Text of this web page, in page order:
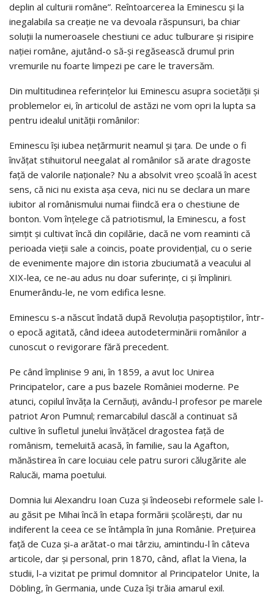
deplin al culturii române”. Reîntoarcerea la Eminescu și la
inegalabila sa creație ne va devoala răspunsuri, ba chiar
soluții la numeroasele chestiuni ce aduc tulburare și risipire
nației române, ajutând-o să-și regăsească drumul prin
vremurile nu foarte limpezi pe care le traversăm.
Din multitudinea referințelor lui Eminescu asupra societăţii și
problemelor ei, în articolul de astăzi ne vom opri la lupta sa
pentru idealul unității românilor:
Eminescu își iubea nețărmurit neamul și țara. De unde o fi
învățat stihuitorul neegalat al românilor să arate dragoste
faţă de valorile naționale? Nu a absolvit vreo școală în acest
sens, că nici nu exista așa ceva, nici nu se declara un mare
iubitor al românismului numai fiindcă era o chestiune de
bonton. Vom înțelege că patriotismul, la Eminescu, a fost
simțit și cultivat încă din copilărie, dacă ne vom reaminti că
perioada vieții sale a coincis, poate providențial, cu o serie
de evenimente majore din istoria zbuciumată a veacului al
XIX-lea, ce ne-au adus nu doar suferințe, ci și împliniri.
Enumerându-le, ne vom edifica lesne.
Eminescu s-a născut îndată după Revoluția pașoptiștilor, într-
o epocă agitată, când ideea autodeterminării românilor a
cunoscut o revigorare fără precedent.
Pe când împlinise 9 ani, în 1859, a avut loc Unirea
Principatelor, care a pus bazele României moderne. Pe
atunci, copilul învăța la Cernăuți, avându-l profesor pe marele
patriot Aron Pumnul; remarcabilul dascăl a continuat să
cultive în sufletul junelui învățăcel dragostea față de
românism, temeluită acasă, în familie, sau la Agafton,
mănăstirea în care locuiau cele patru surori călugărite ale
Ralucăi, mama poetului.
Domnia lui Alexandru Ioan Cuza și îndeosebi reformele sale l-
au găsit pe Mihai încă în etapa formării școlărești, dar nu
indiferent la ceea ce se întâmpla în juna Românie. Prețuirea
față de Cuza și-a arătat-o mai târziu, amintindu-l în câteva
articole, dar și personal, prin 1870, când, aflat la Viena, la
studii, l-a vizitat pe primul domnitor al Principatelor Unite, la
Döbling, în Germania, unde Cuza își trăia amarul exil.